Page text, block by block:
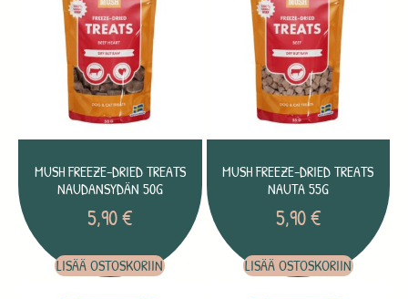
MUSH FREEZE-DRIED TREATS
NAUDANSYDÄN 50G
5,90€
LISÄÄ OSTOSKORIIN
MUSH FREEZE-DRIED TREATS
NAUTA 55G
5,90€
LISÄÄ OSTOSKORIIN